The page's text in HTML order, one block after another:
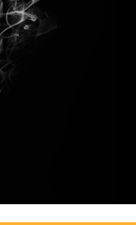
Schmuck-